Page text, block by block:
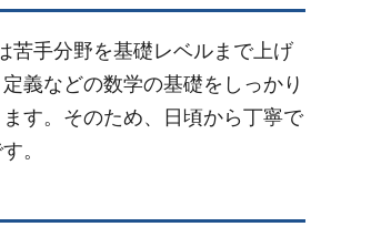
苦手分野を基礎レベルまで上げ
義などの数学の基礎をしっかり
す。そのため、日頃から丁寧で
。